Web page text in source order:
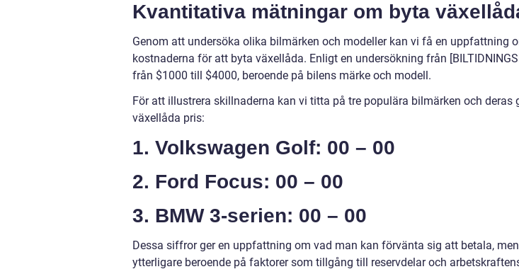
Kvantitativa mätningar om byta
Genom att undersöka olika bilmärken och modeller kan vi få en uppfattning
kostnaderna för att byta växellåda. Enligt en undersökning från
från $1000 till $4000, beroende på bilens märke och modell.
För att illustrera skillnaderna kan vi titta på tre populära bilmärken och deras
växellåda pris:
1. Volkswagen Golf: 00 – 00
2. Ford Focus: 00 – 00
3. BMW 3-serien: 00 – 00
Dessa siffror ger en uppfattning om vad man kan förvänta sig att betala,
ytterligare beroende på faktorer som tillgång till reservdelar och